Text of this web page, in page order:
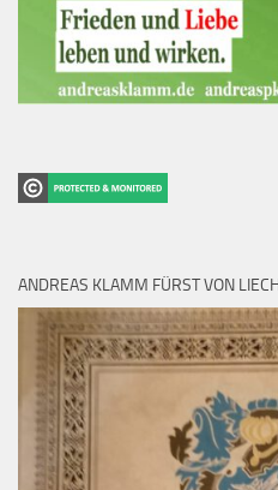
ANDREAS KLAMM FÜRST VON